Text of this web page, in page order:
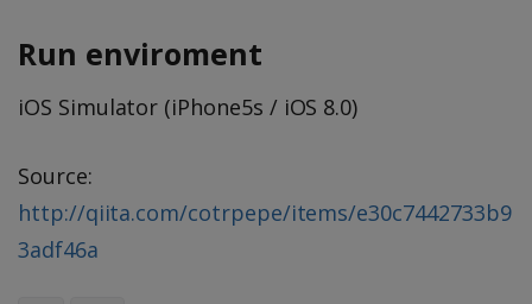
Run enviroment
iOS Simulator (iPhone5s / iOS 8.0)
Source:
http://qiita.com/cotrpepe/items/e30c7442733b9
3adf46a